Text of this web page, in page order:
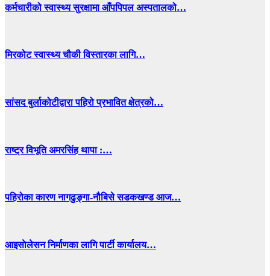
कर्मचारीको स्वास्थ्य सुरक्षामा आँपपिपल अस्पतालको…
मिरकोट स्वास्थ्य चौकी विस्तारका लागि…
सांसद बुर्लाकोटीद्वारा पहिरो प्रभावित क्षेत्रको…
राष्ट्र विभूति अमरसिंह थापा :…
पहिरोका कारण नागढुङ्गा-नौबिसे सडकखण्ड आज…
आइसाेलेसन निर्माणका लागि पार्टी कार्यालय…